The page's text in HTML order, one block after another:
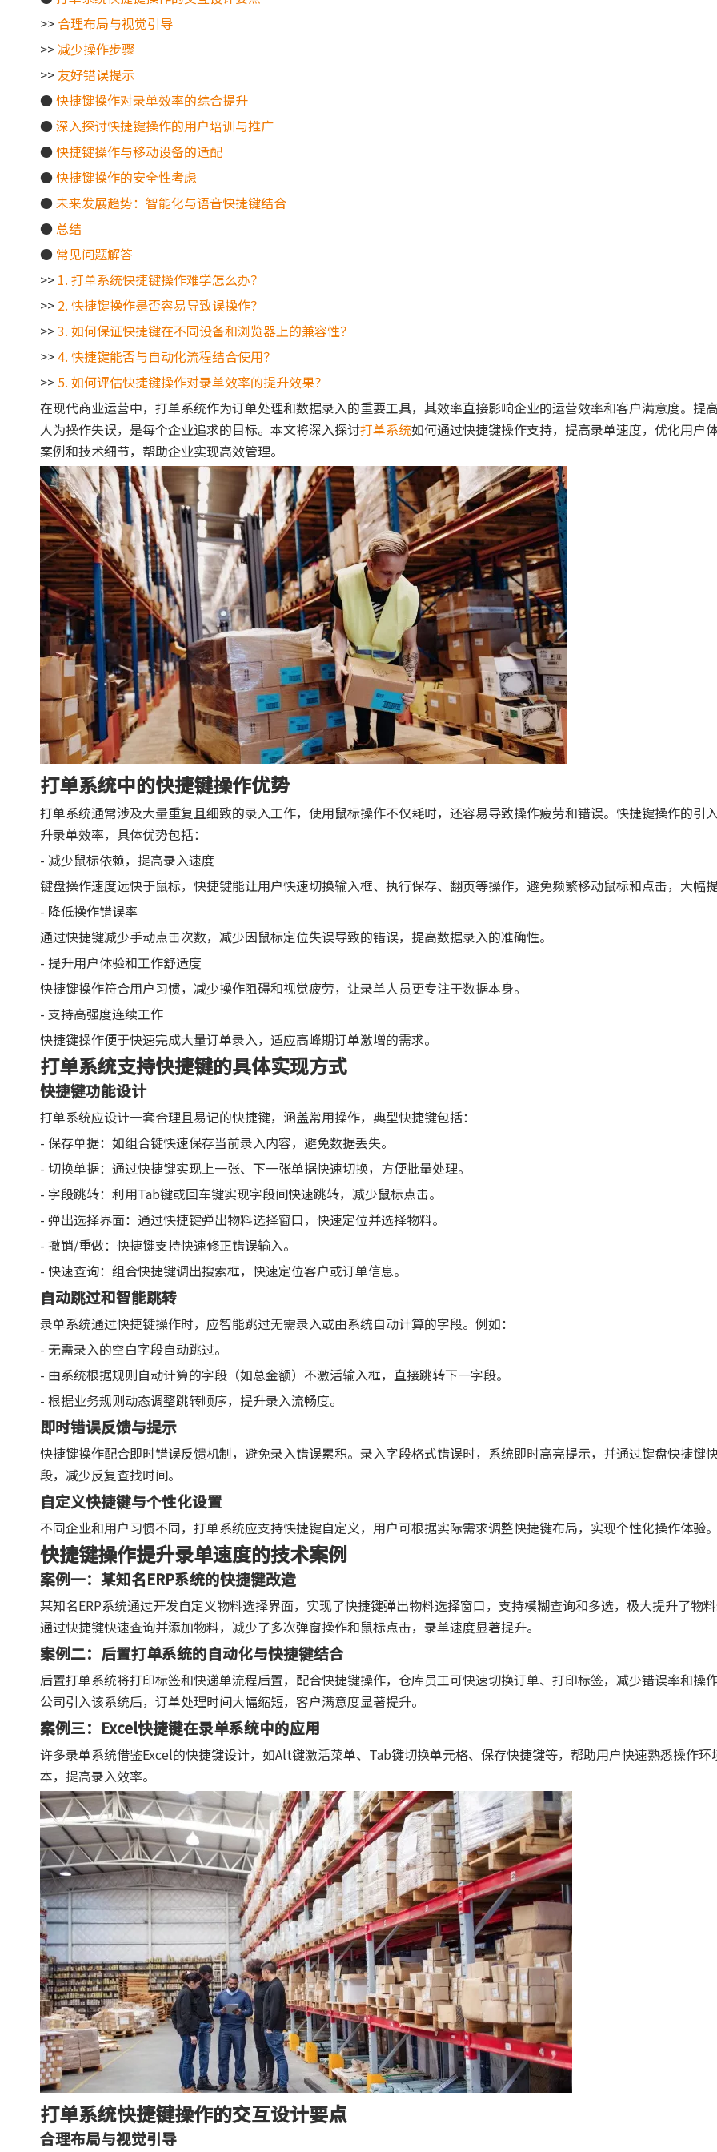
>> 合理布局与视觉引导
>>减少操作步骤
>> 友好错误提示
●快捷键操作对录单效率的综合提升
●深入探讨快捷键操作的用户培训与推广
●快捷键操作与移动设备的适配
●快捷键操作的安全性考虑
●未来发展趋势：智能化与语音快捷键结合
● 总结
● 常见问题解答
>> 1. 打单系统快捷键操作难学怎么办？
>> 2. 快捷键操作是否容易导致误操作？
>>3. 如何保证快捷键在不同设备和浏览器上的兼容性？
>>4. 快捷键能否与自动化流程结合使用？
>> 5. 如何评估快捷键操作对录单效率的提升效果？
在现代商业运营中，打单系统作为订单处理和数据录入的重要工具，其效率直接影响企业的运营效率和客户满意度。提
人为操作失误，是每个企业追求的目标。本文将深入探讨打单系统如何通过快捷键操作支持，提高录单速度，优化用户
案例和技术细节，帮助企业实现高效管理。
打单系统中的快捷键操作优势
打单系统通常涉及大量重复且细致的录入工作，使用鼠标操作不仅耗时，还容易导致操作疲劳和错误。快捷键操作的引
升录单效率，具体优势包括：
- 减少鼠标依赖，提高录入速度
键盘操作速度远快于鼠标，快捷键能让用户快速切换输入框、执行保存、翻页等操作，避免频繁移动鼠标和点击，大幅提
- 降低操作错误率
通过快捷键减少手动点击次数，减少因鼠标定位失误导致的错误，提高数据录入的准确性。
- 提升用户体验和工作舒适度
快捷键操作符合用户习惯，减少操作阻碍和视觉疲劳，让录单人员更专注于数据本身。
- 支持高强度连续工作
快捷键操作便于快速完成大量订单录入，适应高峰期订单激增的需求。
打单系统支持快捷键的具体实现方式
快捷键功能设计
打单系统应设计一套合理且易记的快捷键，涵盖常用操作，典型快捷键包括：
- 保存单据：如组合键快速保存当前录入内容，避免数据丢失。
- 切换单据：通过快捷键实现上一张、下一张单据快速切换，方便批量处理。
- 字段跳转：利用Tab键或回车键实现字段间快速跳转，减少鼠标点击。
- 弹出选择界面：通过快捷键弹出物料选择窗口，快速定位并选择物料。
- 撤销/重做：快捷键支持快速修正错误输入。
- 快速查询：组合快捷键调出搜索框，快速定位客户或订单信息。
自动跳过和智能跳转
录单系统通过快捷键操作时，应智能跳过无需录入或由系统自动计算的字段。例如：
- 无需录入的空白字段自动跳过。
- 由系统根据规则自动计算的字段（如总金额）不激活输入框，直接跳转下一字段。
- 根据业务规则动态调整跳转顺序，提升录入流畅度。
即时错误反馈与提示
快捷键操作配合即时错误反馈机制，避免录入错误累积。录入字段格式错误时，系统即时高亮提示，并通过键盘快捷键
段，减少反复查找时间。
自定义快捷键与个性化设置
不同企业和用户习惯不同，打单系统应支持快捷键自定义，用户可根据实际需求调整快捷键布局，实现个性化操作体验。
快捷键操作提升录单速度的技术案例
案例一：某知名ERP系统的快捷键改造
某知名ERP系统通过开发自定义物料选择界面，实现了快捷键弹出物料选择窗口，支持模糊查询和多选，极大提升了物
通过快捷键快速查询并添加物料，减少了多次弹窗操作和鼠标点击，录单速度显著提升。
案例二：后置打单系统的自动化与快捷键结合
后置打单系统将打印标签和快递单流程后置，配合快捷键操作，仓库员工可快速切换订单、打印标签，减少错误率和操
公司引入该系统后，订单处理时间大幅缩短，客户满意度显著提升。
案例三：Excel快捷键在录单系统中的应用
许多录单系统借鉴Excel的快捷键设计，如Alt键激活菜单、Tab键切换单元格、保存快捷键等，帮助用户快速熟悉操作环
本，提高录入效率。
打单系统快捷键操作的交互设计要点
合理布局与视觉引导